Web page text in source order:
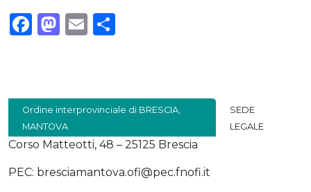
Facebook
Mastodon
Email
Ordine interprovinciale di BRESCIA,
MANTOVA
SEDE
LEGALE
Corso Matteotti, 48 – 25125 Brescia
PEC: bresciamantova.ofi@pec.fnofi.it